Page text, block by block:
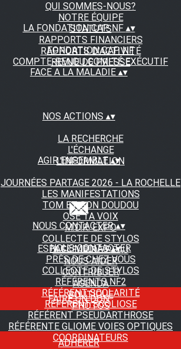
QUI SOMMES-NOUS?
NOTRE ÉQUIPE
STATUTS
RAPPORTS FINANCIERS
RAPPORTS D'ACTIVITÉ
REVUE DE PRESSE
LA FONDATION CAP NF ▴▾
FONDATION CAP NF
COMPTE-RENDU COMITÉ EXÉCUTIF
FACE A LA MALADIE ▴▾
NOS ACTIONS ▴▾
LA RECHERCHE
L'ÉCHANGE
L'INFORMATION
AGIR ENSEMBLE▴▾
JOURNÉES PARTAGE 2026 - LA ROCHELLE
LES MANIFESTATIONS
TOM ET SON DOUDOU
OSE TA VOIX
M.D.R. EXPO
COLLECTE DE STYLOS
A FLEUR DE PEAU
NOUS AIDER
CONTRIBUER
AGENDA
BOUTIQUE
PHOTOS
NOUS CONTACTER▴▾
NOUS CONTACTER
PRÈS DE CHEZ VOUS
COLLECTE DE STYLOS
RÉFÉRENTS NF2
RÉFÉRENT SCOLARITÉ
RÉFÉRENT SCOLIOSE
RÉFÉRENT PSEUDARTHROSE
RÉFÉRENTE GLIOME VOIES OPTIQUES
COORDINATEURS
ESPACE MEDIAS▴▾
FAIRE UN DON
ADHÉRER